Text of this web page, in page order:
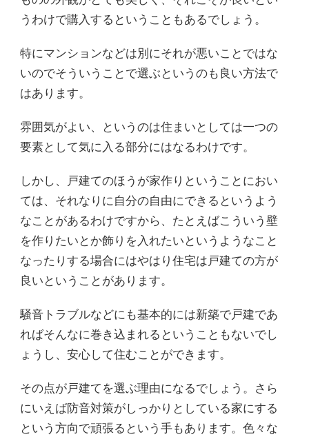
うわけで購入するということもあるでしょう。
特にマンションなどは別にそれが悪いことではな
いのでそういうことで選ぶというのも良い方法で
はあります。
雰囲気がよい、というのは住まいとしては一つの
要素として気に入る部分にはなるわけです。
しかし、戸建てのほうが家作りということにおい
ては、それなりに自分の自由にできるというよう
なことがあるわけですから、たとえばこういう壁
を作りたいとか飾りを入れたいというようなこと
なったりする場合にはやはり住宅は戸建ての方が
良いということがあります。
騒音トラブルなどにも基本的には新築で戸建であ
ればそんなに巻き込まれるということもないでし
ょうし、安心して住むことができます。
その点が戸建てを選ぶ理由になるでしょう。さら
にいえば防音対策がしっかりとしている家にする
という方向で頑張るという手もあります。色々な